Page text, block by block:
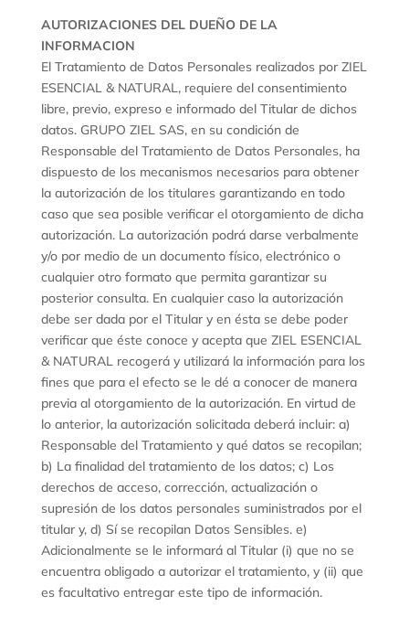
AUTORIZACIONES DEL DUEÑO DE LA
INFORMACION
El Tratamiento de Datos Personales realizados por ZIEL
ESENCIAL & NATURAL, requiere del consentimiento
libre, previo, expreso e informado del Titular de dichos
datos. GRUPO ZIEL SAS, en su condición de
Responsable del Tratamiento de Datos Personales, ha
dispuesto de los mecanismos necesarios para obtener
la autorización de los titulares garantizando en todo
caso que sea posible verificar el otorgamiento de dicha
autorización. La autorización podrá darse verbalmente
y/o por medio de un documento físico, electrónico o
cualquier otro formato que permita garantizar su
posterior consulta. En cualquier caso la autorización
debe ser dada por el Titular y en ésta se debe poder
verificar que éste conoce y acepta que ZIEL ESENCIAL
& NATURAL recogerá y utilizará la información para los
fines que para el efecto se le dé a conocer de manera
previa al otorgamiento de la autorización. En virtud de
lo anterior, la autorización solicitada deberá incluir: a)
Responsable del Tratamiento y qué datos se recopilan;
b) La finalidad del tratamiento de los datos; c) Los
derechos de acceso, corrección, actualización o
supresión de los datos personales suministrados por el
titular y, d) Sí se recopilan Datos Sensibles. e)
Adicionalmente se le informará al Titular (i) que no se
encuentra obligado a autorizar el tratamiento, y (ii) que
es facultativo entregar este tipo de información.